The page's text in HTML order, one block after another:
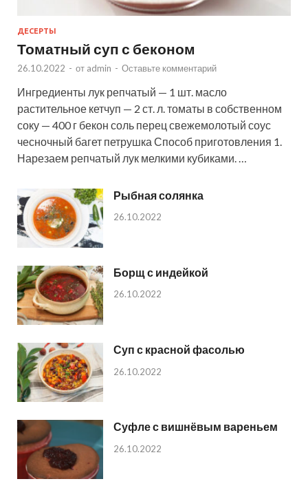
ДЕСЕРТЫ
Томатный суп с беконом
26.10.2022 - от admin - Оставьте комментарий
Ингредиенты лук репчатый — 1 шт. масло
растительное кетчуп — 2 ст. л. томаты в собственном
соку — 400 г бекон соль перец свежемолотый соус
чесночный багет петрушка Способ приготовления 1.
Нарезаем репчатый лук мелкими кубиками. …
Рыбная солянка
26.10.2022
Борщ с индейкой
26.10.2022
Суп с красной фасолью
26.10.2022
Суфле с вишнёвым вареньем
26.10.2022